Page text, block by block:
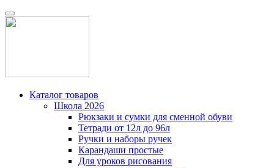
Каталог товаров
Школа 2026
Рюкзаки и сумки для сменной обуви
Тетради от 12л до 96л
Ручки и наборы ручек
Карандаши простые
Для уроков рисования